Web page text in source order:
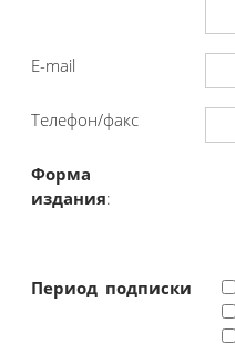
E-mail
Телефон/факс
Форма
издания:
Период подписки